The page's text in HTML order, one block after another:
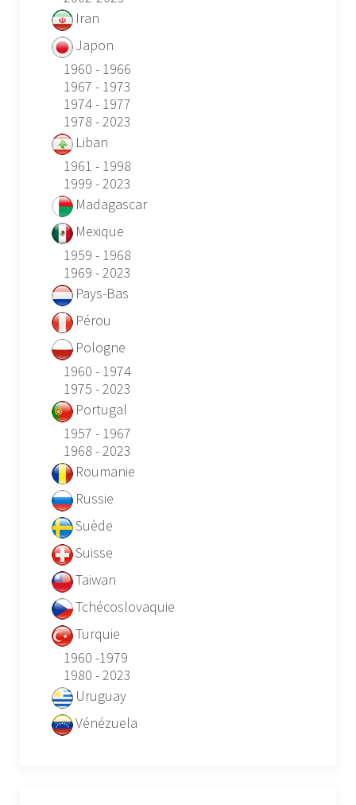
Iran
Japon
1960 - 1966
1967 - 1973
1974 - 1977
1978 - 2023
Liban
1961 - 1998
1999 - 2023
Madagascar
Mexique
1959 - 1968
1969 - 2023
Pays-Bas
Pérou
Pologne
1960 - 1974
1975 - 2023
Portugal
1957 - 1967
1968 - 2023
Roumanie
Russie
Suède
Suisse
Taiwan
Tchécoslovaquie
Turquie
1960 -1979
1980 - 2023
Uruguay
Vénézuela